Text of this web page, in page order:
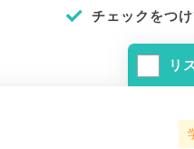
チェックをつ
リ